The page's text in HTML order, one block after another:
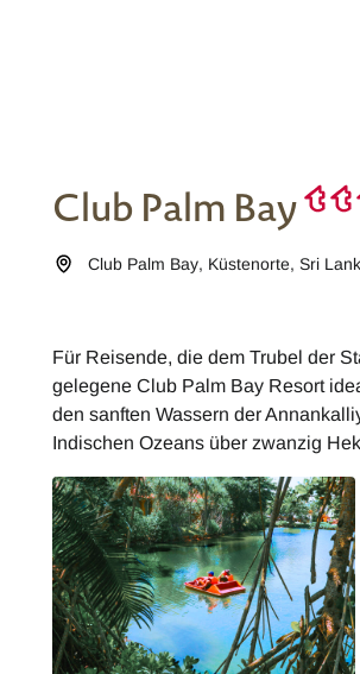
Club Palm Bay
Club Palm Bay, Küstenorte,Sri
Für Reisende, die dem Trubel der
gelegene Club Palm Bay Resort
den sanften Wassern der
Indischen Ozeans über zwanzig